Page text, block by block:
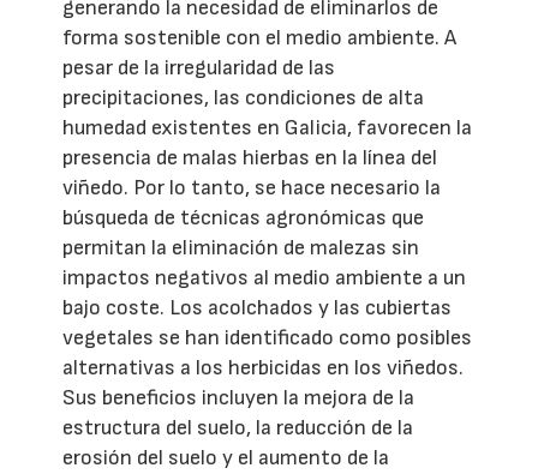
generando la necesidad de eliminarlos de
forma sostenible con el medio ambiente. A
pesar de la irregularidad de las
precipitaciones, las condiciones de alta
humedad existentes en Galicia, favorecen la
presencia de malas hierbas en la línea del
viñedo. Por lo tanto, se hace necesario la
búsqueda de técnicas agronómicas que
permitan la eliminación de malezas sin
impactos negativos al medio ambiente a un
bajo coste. Los acolchados y las cubiertas
vegetales se han identificado como posibles
alternativas a los herbicidas en los viñedos.
Sus beneficios incluyen la mejora de la
estructura del suelo, la reducción de la
erosión del suelo y el aumento de la